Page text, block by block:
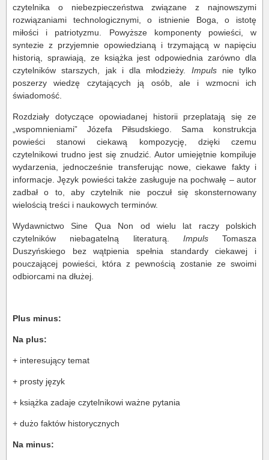
czytelnika o niebezpieczeństwa związane z najnowszymi
rozwiązaniami technologicznymi, o istnienie Boga, o istotę
miłości i patriotyzmu. Powyższe komponenty powieści, w
syntezie z przyjemnie opowiedzianą i trzymającą w napięciu
historią, sprawiają, ze książka jest odpowiednia zarówno dla
czytelników starszych, jak i dla młodzieży. Impulsnie tylko
poszerzy wiedzę czytających ją osób, ale i wzmocni ich
świadomość.
Rozdziały dotyczące opowiadanej historii przeplatają się ze
„wspomnieniami” Józefa Piłsudskiego. Sama konstrukcja
powieści stanowi ciekawą kompozycję, dzięki czemu
czytelnikowi trudno jest się znudzić. Autor umiejętnie kompiluje
wydarzenia, jednocześnie transferując nowe, ciekawe fakty i
informacje. Język powieści także zasługuje na pochwałę – autor
zadbał o to, aby czytelnik nie poczuł się skonsternowany
wielością treści i naukowych terminów.
Wydawnictwo Sine Qua Non od wielu lat raczy polskich
czytelników niebagatelną literaturą. ImpulsTomasza
Duszyńskiego bez wątpienia spełnia standardy ciekawej i
pouczającej powieści, która z pewnością zostanie ze swoimi
odbiorcami na dłużej.
Plus minus:
Na plus:
+ interesujący temat
+ prosty język
+ książka zadaje czytelnikowi ważne pytania
+ dużo faktów historycznych
Na minus: